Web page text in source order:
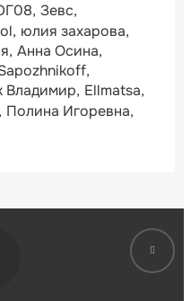
Зевс
юлия захарова
Анна Осина
Владимир Ellmatsa
Полина Игоревна